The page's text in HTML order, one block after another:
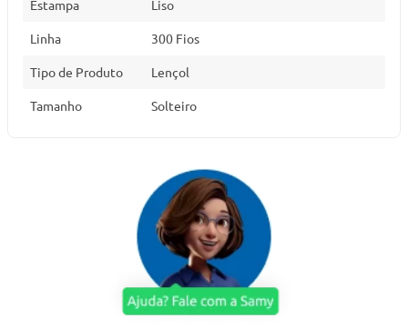
Estampa Liso
Linha 300 Fios
Tipo de Produto Lençol
Tamanho Solteiro